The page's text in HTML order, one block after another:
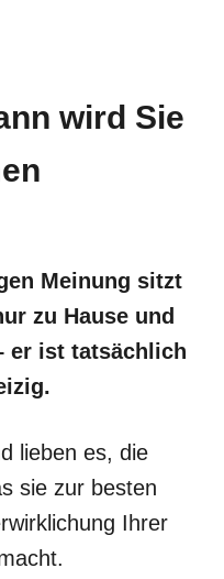
wird Sie
Meinung sitzt
zu Hause und
er ist tatsächlich
lieben es, die
sie zur besten
Ihrer